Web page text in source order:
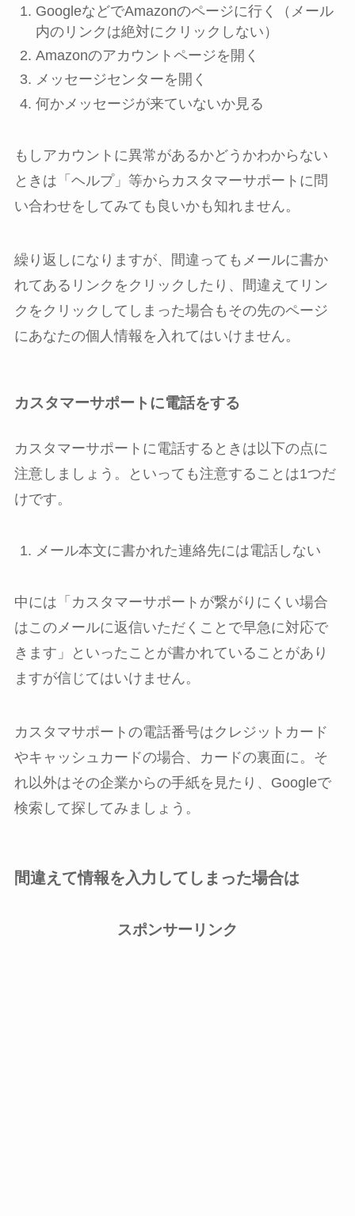
GoogleなどでAmazonのページに行く（メール
内のリンクは絶対にクリックしない）
Amazonのアカウントページを開く
メッセージセンターを開く
何かメッセージが来ていないか見る
もしアカウントに異常があるかどうかわからない
ときは「ヘルプ」等からカスタマーサポートに問
い合わせをしてみても良いかも知れません。
繰り返しになりますが、間違ってもメールに書か
れてあるリンクをクリックしたり、間違えてリン
クをクリックしてしまった場合もその先のページ
にあなたの個人情報を入れてはいけません。
カスタマーサポートに電話をする
カスタマーサポートに電話するときは以下の点に
注意しましょう。といっても注意することは1つだ
けです。
メール本文に書かれた連絡先には電話しない
中には「カスタマーサポートが繋がりにくい場合
はこのメールに返信いただくことで早急に対応で
きます」といったことが書かれていることがあり
ますが信じてはいけません。
カスタマサポートの電話番号はクレジットカード
やキャッシュカードの場合、カードの裏面に。そ
れ以外はその企業からの手紙を見たり、Googleで
検索して探してみましょう。
間違えて情報を入力してしまった場合は
スポンサーリンク